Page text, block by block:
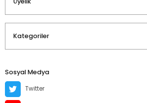
Kategoriler
Sosyal Medya
Twitter